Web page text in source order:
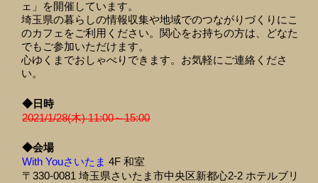
ェ」を開催しています。
埼玉県の暮らしの情報収集や地域でのつながりづくりにこ
のカフェをご利用ください。関心をお持ちの方は、どなた
でもご参加いただけます。
心ゆくまでおしゃべりできます。お気軽にご連絡くださ
い。
◆日時
2021/1/28(木) 11:00～15:00
◆会場
With Youさいたま 4F 和室
〒330-0081 埼玉県さいたま市中央区新都心2-2 ホテルブリ